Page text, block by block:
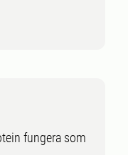
fungera som